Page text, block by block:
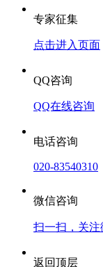
专家征集
点击进入页面
QQ咨询
QQ在线咨询
电话咨询
020-83540310
微信咨询
扫一扫，关注
返回顶层